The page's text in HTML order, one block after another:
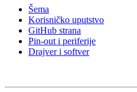
Šema
Korisničko uputstvo
GitHub strana
Pin-out i periferije
Drajver i softver